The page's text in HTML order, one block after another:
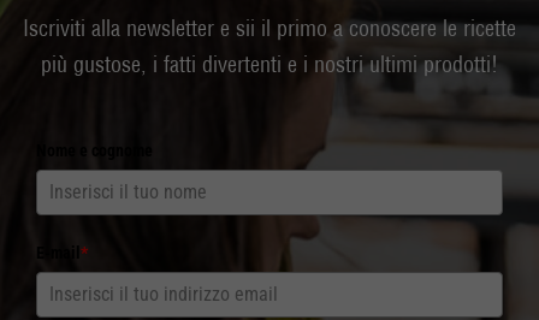
Iscriviti alla newsletter e sii il primo a conoscere le ricette
più gustose, i fatti divertenti e i nostri ultimi prodotti!
*